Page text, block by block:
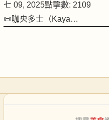
七 09, 2025點擊數: 2109
📜咖央多士（Kaya…